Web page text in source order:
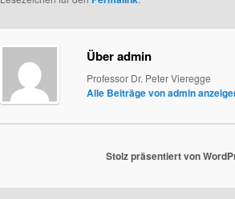
Über admin
Professor Dr. Peter Vieregge
Alle Beiträge von admin
Stolz präsentiert von